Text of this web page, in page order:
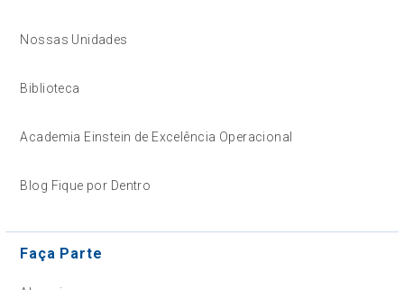
Nossas Unidades
Biblioteca
Academia Einstein de Excelência Operacional
Blog Fique por Dentro
Faça Parte